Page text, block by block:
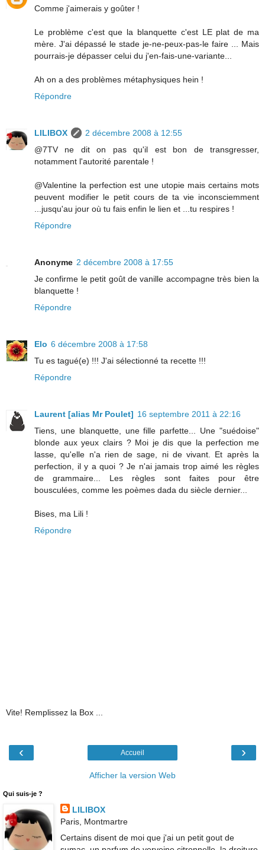
Comme j'aimerais y goûter !
Le problème c'est que la blanquette c'est LE plat de ma
mère. J'ai dépassé le stade je-ne-peux-pas-le faire ... Mais
pourrais-je dépasser celui du j'en-fais-une-variante...
Ah on a des problèmes métaphysiques hein !
Répondre
LILIBOX
2 décembre 2008 à 12:55
@7TV ne dit on pas qu'il est bon de transgresser,
notamment l'autorité parentale !
@Valentine la perfection est une utopie mais certains mots
peuvent modifier le petit cours de ta vie inconsciemment
...jusqu'au jour où tu fais enfin le lien et ...tu respires !
Répondre
Anonyme 2 décembre 2008 à 17:55
Je confirme le petit goût de vanille accompagne très bien la
blanquette !
Répondre
Elo 6 décembre 2008 à 17:58
Tu es tagué(e) !!! J'ai sélectionné ta recette !!!
Répondre
Laurent [alias Mr Poulet] 16 septembre 2011 à 22:16
Tiens, une blanquette, une fille parfette... Une "suédoise"
blonde aux yeux clairs ? Moi je dis que la perfection me
lasse, qu'elle n'a rien de sage, ni de vivant. Et après la
perfection, il y a quoi ? Je n'ai jamais trop aimé les règles
de grammaire... Les règles sont faites pour être
bousculées, comme les poèmes dada du siècle dernier...
Bises, ma Lili !
Répondre
Vite! Remplissez la Box ...
‹ ›
Accueil
Afficher la version Web
Qui suis-je ?
LILIBOX
Paris, Montmartre
Certains disent de moi que j'ai un petit gout de